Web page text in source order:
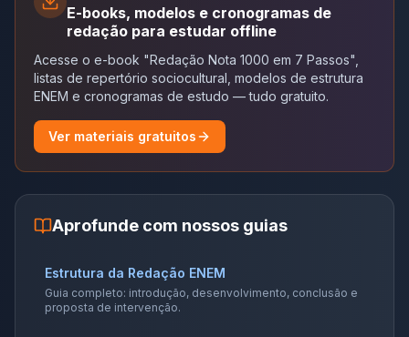
E-books, modelos e cronogramas de
redação para estudar offline
Acesse o e-book "Redação Nota 1000 em 7 Passos",
listas de repertório sociocultural, modelos de estrutura
ENEM e cronogramas de estudo — tudo gratuito.
Ver materiais gratuitos
Aprofunde com nossos guias
Estrutura da Redação ENEM
Guia completo: introdução, desenvolvimento, conclusão e
proposta de intervenção.